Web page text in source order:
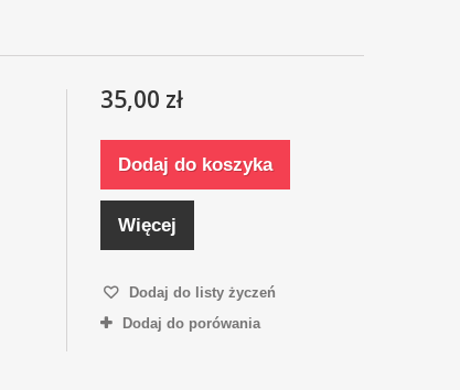
35,00 zł
Dodaj do koszyka
Więcej
Dodaj do listy życzeń
Dodaj do porówania